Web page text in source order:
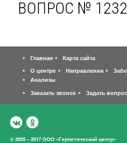
ВОПРОС №
Главная
Карта сайта
О центре
Направления
Анализы
Заказать звонок
Задать
© 2005 – 2017 ООО «Герпетический центр»